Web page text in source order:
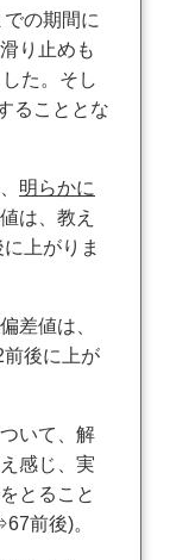
の期間に
り止めも
た。そし
ることとな
明らかに
は、教え
上がりま
差値は、
後に上が
いて、解
感じ、実
とること
前後)。